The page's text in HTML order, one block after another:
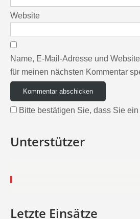
Website
Name, E-Mail-Adresse und
für meinen nächsten Kommentar
Bitte bestätigen Sie, dass Sie
Unterstützer
Letzte Einsätze